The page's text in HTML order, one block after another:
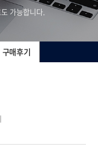
가능합니다.
구매후기